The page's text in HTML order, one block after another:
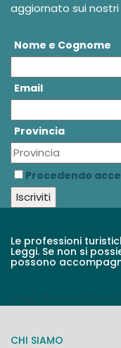
aggiornato sui nostri
Nome e Cognome
Email
Provincia
Procedendo
Le professioni
Leggi. Se non si
possono
CHI SIAMO